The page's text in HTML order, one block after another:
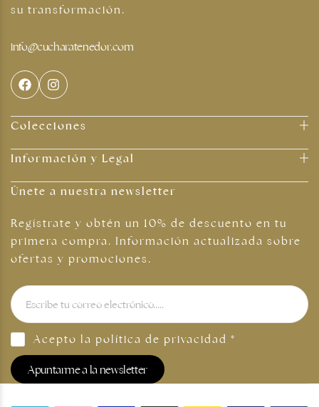
su transformación.
info@cucharatenedor.com
Colecciones
Información y Legal
Únete a nuestra newsletter
Regístrate y obtén un 10% de descuento en tu
primera compra. Información actualizada sobre
ofertas y promociones.
Acepto la política de privacidad *
Apuntarme a la newsletter